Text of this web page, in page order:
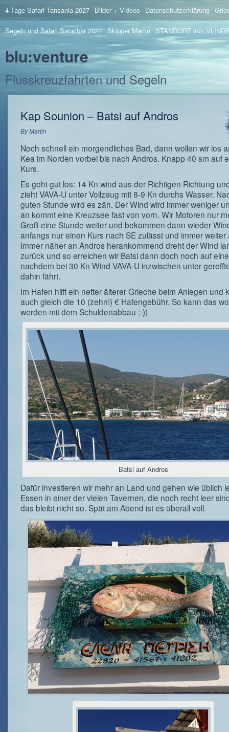
4 Tage Safari Tansania 2027 Bilder + Videos Datenschutzerklärung
Segeln und Safari Sansibar 2027 Skipper Martin STANDORT von
blu:venture
Flusskreuzfahrten und Segeln
Kap Sounion – Batsi auf Andros
ByMartin
Noch schnell ein morgendliches Bad, dann wollen wir los
Kea im Norden vorbei bis nach Andros. Knapp 40 sm auf
Kurs.
Es geht gut los: 14 Kn wind aus der Richtigen Richtung
zieht VAVA-U unter Vollzeug mit 8-9 Kn durchs Wasser.
guten Stunde wird es zäh. Der Wind wird immer weniger
an kommt eine Kreuzsee fast von vorn. Wir Motoren nur
Groß eine Stunde weiter und bekommen dann wieder
anfangs nur einen Kurs nach SE zulässt und immer weiter
Immer näher an Andros herankommend dreht der Wind
zurück und so erreichen wir Batsi dann doch noch auf
nachdem bei 30 Kn Wind VAVA-U inzwischen unter
dahin fährt.
Im Hafen hilft ein netter älterer Grieche beim Anlegen und
auch gleich die 10 (zehn!) € Hafengebühr. So kann das
werden mit dem Schuldenabbau ;-))
Batsi auf Andros
Dafür investieren wir mehr an Land und gehen wie üblich
Essen in einer der vielen Tavernen, die noch recht leer
das bleibt nicht so. Spät am Abend ist es überall voll.